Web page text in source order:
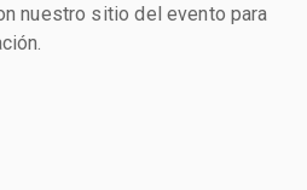
nuestro sitio del evento para